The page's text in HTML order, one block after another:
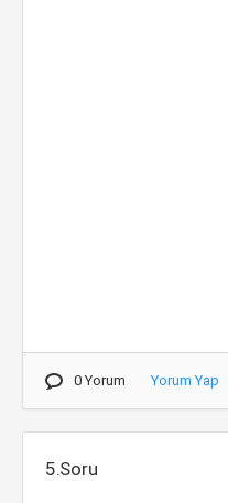
0 Yorum Yorum Yap
5.Soru